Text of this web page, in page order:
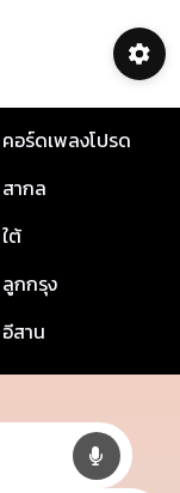
คอร์ดเพลงโปรด
สากล
ใต้
ลูกกรุง
อีสาน